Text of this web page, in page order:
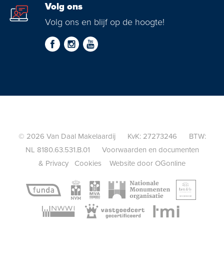
Volg ons
Volg ons en blijf op de hoogte!
© 2026 Van Daal Makelaardij KvK: 27273246 BTW:
NL 8180.63.531.B.01 Voorwaarden en documenten
& Privacy Cookies Website door OGonline